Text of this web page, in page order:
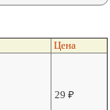
Цена
29₽